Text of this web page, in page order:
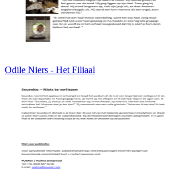
Odile Niers - Het Filiaal